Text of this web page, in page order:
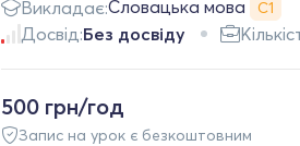
Викладає:Словацька мова С1
Досвід:Без досвіду
500 грн/год
Запис на урок є безкоштовним